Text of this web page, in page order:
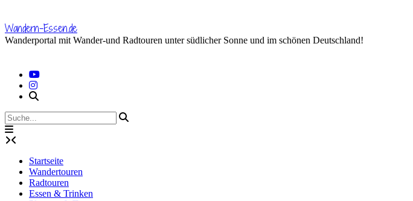
content
Wandern-Essen.de
Wanderportal mit Wander-und Radtouren unter südlicher Sonne und im schönen Deutschland!
Startseite
Wandertouren
Radtouren
Essen & Trinken